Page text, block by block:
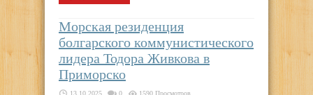
Морская резиденция
болгарского коммунистического
лидера Тодора Живкова в
Приморско
13.10.2025 0 1590 Просмотров